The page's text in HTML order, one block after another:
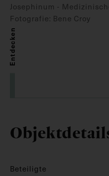
Josephinum -
Fotografie: Bene Croy
Entdecken
Beteiligte